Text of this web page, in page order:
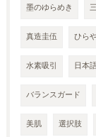
墨のゆらめき
真造圭伍 ひら
水素吸引 日本
バランスガード
美肌 選択肢